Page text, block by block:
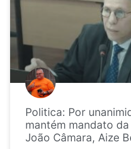
Politica: Por
mantém mandato
João Câmara, Aize